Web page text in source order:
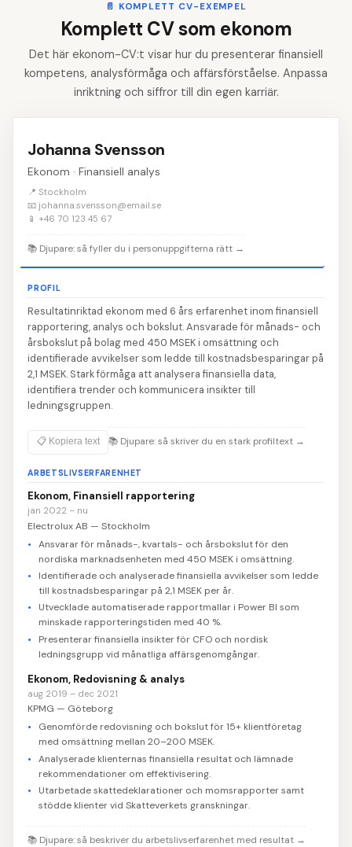
📄 KOMPLETT CV-EXEMPEL
Komplett CV som ekonom
Det här ekonom-CV:t visar hur du presenterar finansiell
kompetens, analysförmåga och affärsförståelse. Anpassa
inriktning och siffror till din egen karriär.
Johanna Svensson
Ekonom · Finansiell analys
📍 Stockholm
📧 johanna.svensson@email.se
📱 +46 70 123 45 67
📚 Djupare: så fyller du i personuppgifterna rätt →
PROFIL
Resultatinriktad ekonom med 6 års erfarenhet inom finansiell
rapportering, analys och bokslut. Ansvarade för månads- och
årsbokslut på bolag med 450 MSEK i omsättning och
identifierade avvikelser som ledde till kostnadsbesparingar på
2,1 MSEK. Stark förmåga att analysera finansiella data,
identifiera trender och kommunicera insikter till
ledningsgruppen.
📋 Kopiera text 📚 Djupare: så skriver du en stark profiltext →
ARBETSLIVSERFARENHET
Ekonom, Finansiell rapportering
jan 2022 – nu
Electrolux AB — Stockholm
Ansvarar för månads-, kvartals- och årsbokslut för den
nordiska marknadsenheten med 450 MSEK i omsättning.
Identifierade och analyserade finansiella avvikelser som ledde
till kostnadsbesparingar på 2,1 MSEK per år.
Utvecklade automatiserade rapportmallar i Power BI som
minskade rapporteringstiden med 40 %.
Presenterar finansiella insikter för CFO och nordisk
ledningsgrupp vid månatliga affärsgenomgångar.
Ekonom, Redovisning & analys
aug 2019 – dec 2021
KPMG — Göteborg
Genomförde redovisning och bokslut för 15+ klientföretag
med omsättning mellan 20–200 MSEK.
Analyserade klienternas finansiella resultat och lämnade
rekommendationer om effektivisering.
Utarbetade skattedeklarationer och momsrapporter samt
stödde klienter vid Skatteverkets granskningar.
📚 Djupare: så beskriver du arbetslivserfarenhet med resultat →